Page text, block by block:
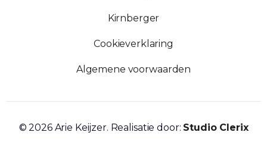
Kirnberger
Cookieverklaring
Algemene voorwaarden
© 2026 Arie Keijzer. Realisatie door: Studio Clerix